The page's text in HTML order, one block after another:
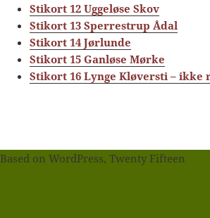
Stikort 12 Uggeløse Skov
Stikort 13 Sperrestrup Ådal
Stikort 14 Jørlunde
Stikort 15 Ganløse Mørke
Stikort 16 Lynge Kløversti – ikke
Based on WordPress, Twenty Fifteen